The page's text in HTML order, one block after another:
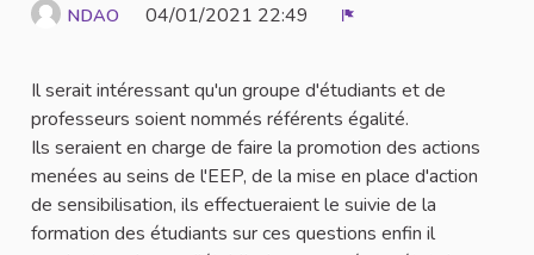
NDAO 04/01/2021 22:49
Il serait intéressant qu'un groupe d'étudiants et de
professeurs soient nommés référents égalité.
Ils seraient en charge de faire la promotion des actions
menées au seins de l'EEP, de la mise en place d'action
de sensibilisation, ils effectueraient le suivie de la
formation des étudiants sur ces questions enfin il